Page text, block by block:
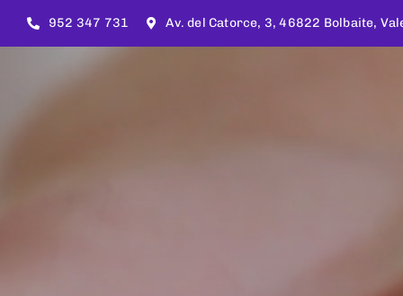
952 347 731 Av. del Catorce, 3, 46822 Bolbaite,